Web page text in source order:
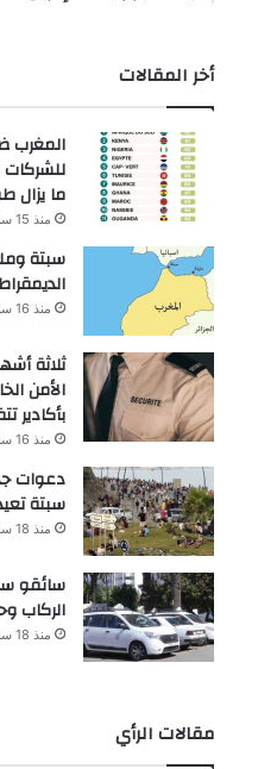
أخر المقالات
للشركات
ما يزال
منذ 15 ساعة
سبتة
منذ 16 ساعة
ثلاثة
الأمن
بأكادير
منذ 16 ساعة
دعوات
سبتة
منذ 18 ساعة
سائقو
الركاب
منذ 18 ساعة
مقالات الرأي